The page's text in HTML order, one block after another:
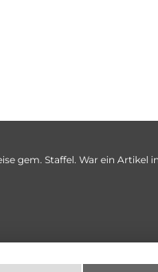
gem. Staffel. War ein Artikel